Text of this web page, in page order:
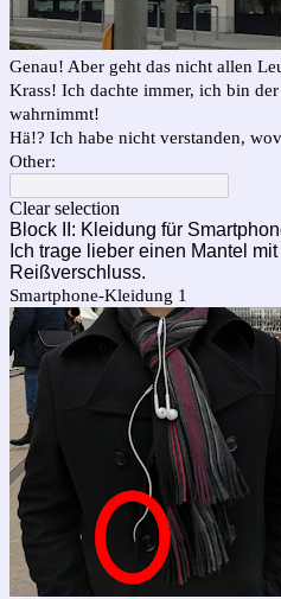
Genau! Aber geht das nicht allen
Krass! Ich dachte immer, ich bin
wahrnimmt!
Hä!? Ich habe nicht verstanden,
Other:
Clear selection
Block II: Kleidung für
Ich trage lieber einen Mantel
Reißverschluss.
Smartphone-Kleidung 1